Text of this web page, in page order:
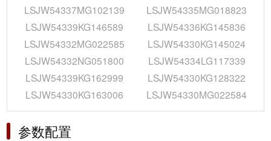
LSJW54337MG102139
LSJW54335MG018823
LSJW54339KG146589
LSJW54336KG145836
LSJW54332MG022585
LSJW54330KG145024
LSJW54332NG051800
LSJW54334LG117339
LSJW54339KG162999
LSJW54330KG128322
LSJW54330KG163006
LSJW54330MG022584
参数配置